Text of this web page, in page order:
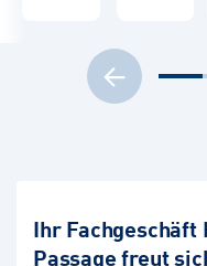
Ihr
Passage freut